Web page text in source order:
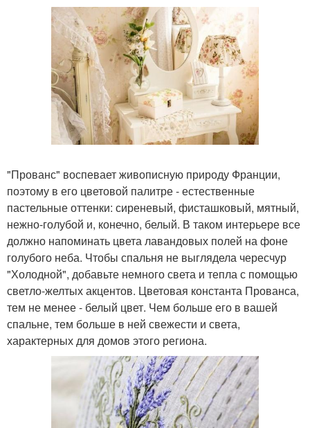
"Прованс" воспевает живописную природу Франции,
поэтому в его цветовой палитре - естественные
пастельные оттенки: сиреневый, фисташковый, мятный,
нежно-голубой и, конечно, белый. В таком интерьере все
должно напоминать цвета лавандовых полей на фоне
голубого неба. Чтобы спальня не выглядела чересчур
"Холодной", добавьте немного света и тепла с помощью
светло-желтых акцентов. Цветовая константа Прованса,
тем не менее - белый цвет. Чем больше его в вашей
спальне, тем больше в ней свежести и света,
характерных для домов этого региона.